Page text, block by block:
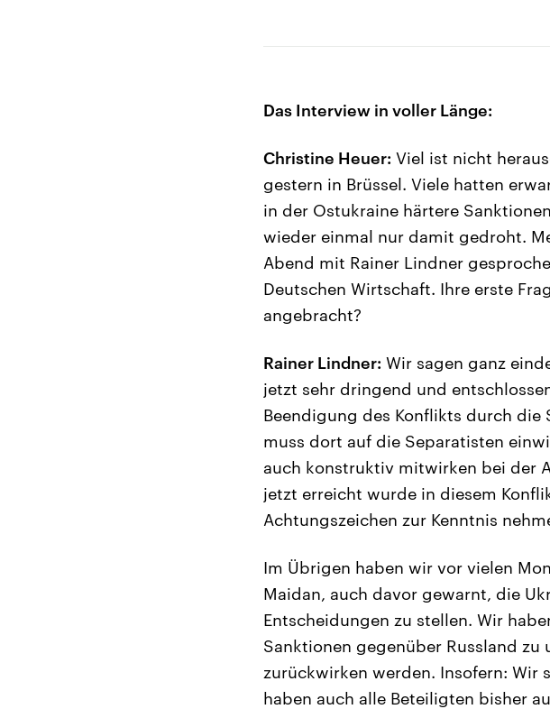
Das Interview in voller Länge:
Christine Heuer: Viel ist nicht
gestern in Brüssel. Viele hatten
in der Ostukraine härtere
wieder einmal nur damit gedroht.
Abend mit Rainer Lindner
Deutschen Wirtschaft. Ihre erste
angebracht?
Rainer Lindner: Wir sagen ganz
jetzt sehr dringend und
Beendigung des Konflikts durch die
muss dort auf die Separatisten
auch konstruktiv mitwirken bei der
jetzt erreicht wurde in diesem
Achtungszeichen zur Kenntnis
Im Übrigen haben wir vor vielen
Maidan, auch davor gewarnt, die
Entscheidungen zu stellen. Wir
Sanktionen gegenüber Russland
zurückwirken werden. Insofern: Wir
haben auch alle Beteiligten bisher